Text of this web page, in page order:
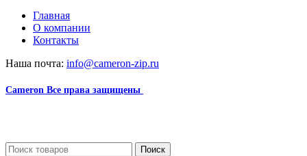
Главная
О компании
Контакты
Наша почта: info@cameron-zip.ru
Cameron Все права защищены
Поиск